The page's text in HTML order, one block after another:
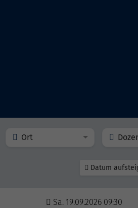
Ort
Datum
Sa. 19.09.2026 09:30